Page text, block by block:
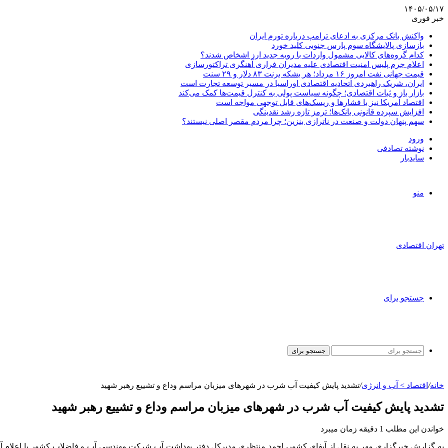
۱۴۰۵/۰۵/۱۷
خبر فوری
واکنش بانک مرکزی به ادعای ترامپ درباره تورم ایران
بازسازی پالایشگاه سوم پارس جنوبی کلید خورد
کدام گروه‌های کالایی مشمول واردات با رویه جدید ارز اشخاص شدند؟
اعلام جرم پلیس امنیت اقتصادی علیه مدیران فراری آهنگری تراکتورسازی
قیمت جهانی نفت امروز ۱۶ مرداد؛ هر بشکه برنت ۸۳ دلار و ۲۹ سنت
ایران، شریک راهبردی اتحادیه اقتصادی اوراسیا در مسیر توسعه تجارت است
بازار باز و ثبات اقتصادی؛ چگونه سیاست پولی به کنترل قیمت‌ها کمک می‌کند
اقتصاد آمریکا نیز با فشارها و ریسک‌های قابل توجهی مواجه است
افزایش سپرده قانونی بانک‌ها؛ ترمز تازه رشد نقدینگی
سهم پنهان دولت و صنعت در ناترازی بنزین؛ چرا مردم مقصر اصلی نیستند؟
ورود
نوشته تصادفی
سایدبار
منو
تهران اقتصادی
جستجو برای
جستجو برای
خانه/ اقتصاد > آب و انرژی/تشدید پایش کیفیت آب شرب در شهرهای میزبان مراسم وداع و تشییع رهبر شهید
تشدید پایش کیفیت آب شرب در شهرهای میزبان مراسم وداع و تشییع رهبر شهید
خواندن این مطلب 1 دقیقه زمان میبرد
به گزارش خبرگزاری مهر به نقل از آبفای کشور، احمد منتظری مدیرکل دفتر بهداشت آب شرکت مهندسی آب و فاضلاب کشور با